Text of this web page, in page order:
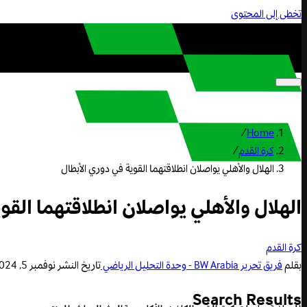
تخطى إلى المحتوى
Home
/
كرة القدم/
الهلال والأهلي يواصلان انطلاقتهما القوية في دوري الأبطال
الهلال والأهلي يواصلان انطلاقتهما
كرة القدم
بقلمفريق تحرير BW Arabia - وحدة التحليل الرياضي تاريخ النشرنوفمبر 5, 2024 3:02 م
Search Results